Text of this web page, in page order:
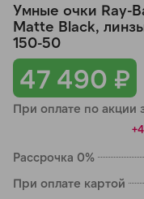
47 490 ₽
При оплате по акции
Рассрочка 0%
При оплате картой
Умные очки Ray-
Matte Black,
150-50
Получайте
выбранный
Оставшиеся
списываться